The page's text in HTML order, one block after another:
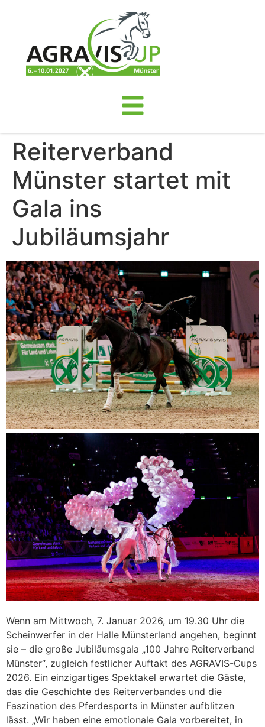
Reiterverband
Münster startet mit
Gala ins
Jubiläumsjahr​
Wenn am Mittwoch, 7. Januar 2026, um 19.30 Uhr die
Scheinwerfer in der Halle Münsterland angehen, beginnt
sie – die große Jubiläumsgala „100 Jahre Reiterverband
Münster“, zugleich festlicher Auftakt des AGRAVIS-Cups
2026. Ein einzigartiges Spektakel erwartet die Gäste,
das die Geschichte des Reiterverbandes und die
Faszination des Pferdesports in Münster aufblitzen
lässt. „Wir haben eine emotionale Gala vorbereitet, in